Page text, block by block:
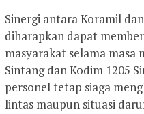
Sinergi antara Koramil
diharapkan dapat
masyarakat selama masa
Sintang dan Kodim 1205
personel tetap siaga
lintas maupun situasi